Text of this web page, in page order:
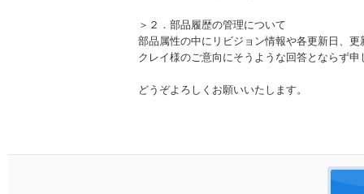
＞２．部品履歴の管理について
部品属性の中にリビジョン情報や各更新日、
クレイ様のご意向にそうような回答とならず
どうぞよろしくお願いいたします。